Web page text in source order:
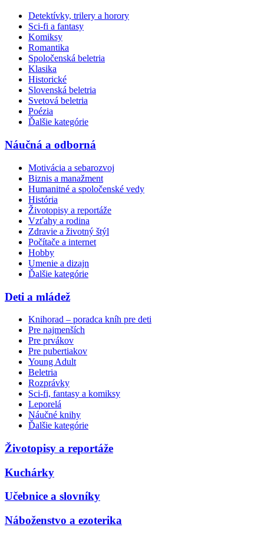
Detektívky, trilery a horory
Sci-fi a fantasy
Komiksy
Romantika
Spoločenská beletria
Klasika
Historické
Slovenská beletria
Svetová beletria
Poézia
Ďalšie kategórie
Náučná a odborná
Motivácia a sebarozvoj
Biznis a manažment
Humanitné a spoločenské vedy
História
Životopisy a reportáže
Vzťahy a rodina
Zdravie a životný štýl
Počítače a internet
Hobby
Umenie a dizajn
Ďalšie kategórie
Deti a mládež
Knihorad – poradca kníh pre deti
Pre najmenších
Pre prvákov
Pre pubertiakov
Young Adult
Beletria
Rozprávky
Sci-fi, fantasy a komiksy
Leporelá
Náučné knihy
Ďalšie kategórie
Životopisy a reportáže
Kuchárky
Učebnice a slovníky
Náboženstvo a ezoterika